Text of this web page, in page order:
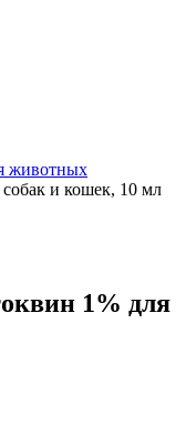
животных
и кошек, 10 мл
1% для